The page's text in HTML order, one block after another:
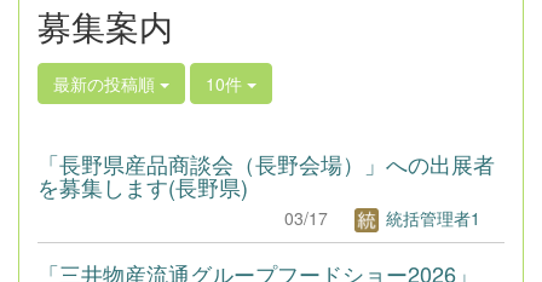
募集案内
最新の投稿順 10件
「長野県産品商談会（長野会場）」への出展者
を募集します(長野県)
03/17 統括管理者1
「三井物産流通グループフードショー2026」